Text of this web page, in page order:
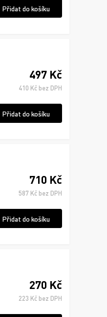
Přidat do košíku
497 Kč
410 Kč bez DPH
Přidat do košíku
710 Kč
587 Kč bez DPH
Přidat do košíku
270 Kč
223 Kč bez DPH